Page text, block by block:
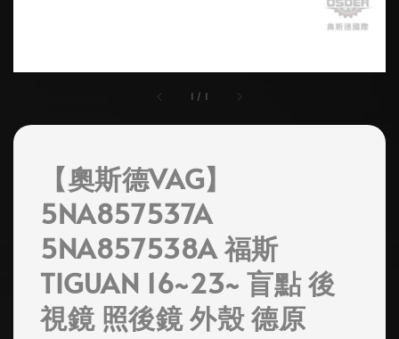
1 / 1
【奧斯德VAG】
5NA857537A
5NA857538A 福斯
TIGUAN 16~23~ 盲點 後
視鏡 照後鏡 外殼 德原